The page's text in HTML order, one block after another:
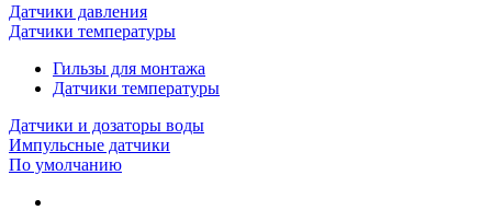
Датчики давления
Датчики температуры
Гильзы для монтажа
Датчики температуры
Датчики и дозаторы воды
Импульсные датчики
По умолчанию